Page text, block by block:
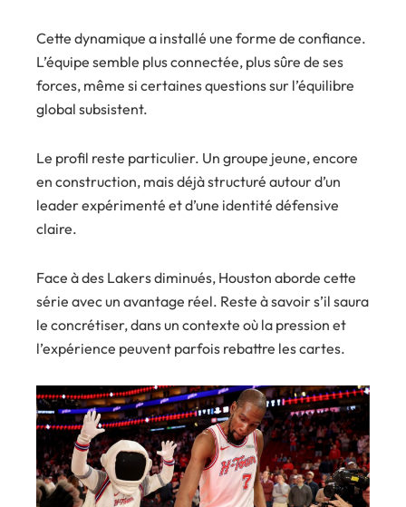
Cette dynamique a installé une forme de confiance.
L’équipe semble plus connectée, plus sûre de ses
forces, même si certaines questions sur l’équilibre
global subsistent.
Le profil reste particulier. Un groupe jeune, encore
en construction, mais déjà structuré autour d’un
leader expérimenté et d’une identité défensive
claire.
Face à des Lakers diminués, Houston aborde cette
série avec un avantage réel. Reste à savoir s’il saura
le concrétiser, dans un contexte où la pression et
l’expérience peuvent parfois rebattre les cartes.